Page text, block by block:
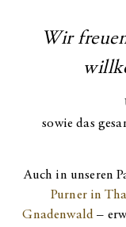
Wir
sowie das
Auch in unseren
Purner in
Gnadenwald –